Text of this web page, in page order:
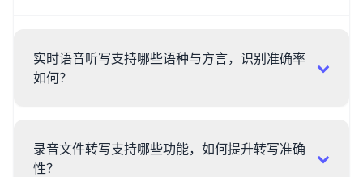
实时语音听写支持哪些语种与方言，识别准确率
如何？
录音文件转写支持哪些功能，如何提升转写准确
性？